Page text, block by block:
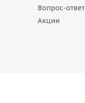
275/55 R19 111V
Вопрос-ответ
Акции